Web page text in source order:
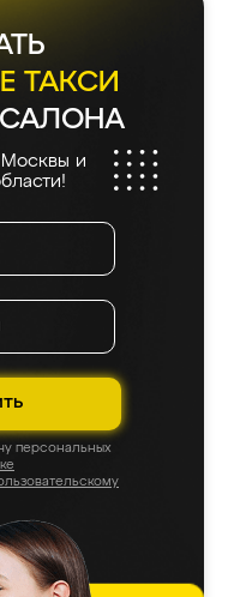
ТАКСИ
и
персональных